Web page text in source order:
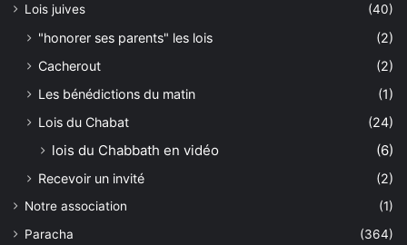
Lois juives
(40)
"honorer ses parents" les lois
(2)
Cacherout
(2)
Les bénédictions du matin
(1)
Lois du Chabat
(24)
lois du Chabbath en vidéo (6)
Recevoir un invité (2)
Notre association
(1)
Paracha
(364)